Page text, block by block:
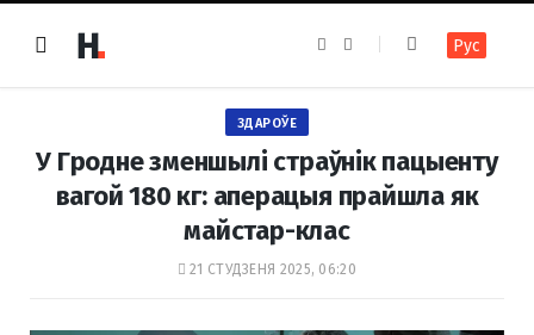
e
k
t
a
m
Рус
ЗДАРОЎЕ
У Гродне зменшылі страўнік пацыенту
вагой 180 кг: аперацыя прайшла як
майстар-клас
21 СТУДЗЕНЯ 2025, 06:20